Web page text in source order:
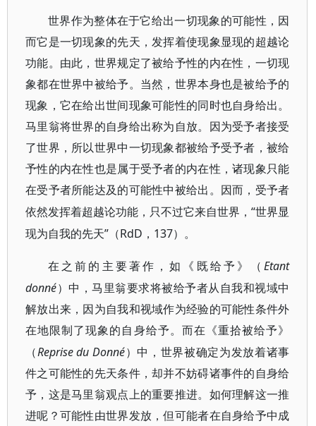
世界作为整体在于它给出一切现象的可能性，因
而它是一切现象的先天，发挥着使现象显现的超越论
功能。由此，世界规定了被给予性的内在性，一切现
象都在世界中被给予。当然，世界本身也是被给予的
现象，它在给出世间现象可能性的同时也自身给出。
马里翁将世界的自身给出称为自放。因为受予者接受
了世界，所以世界中一切现象都被给予受予者，被给
予性的内在性也是属于受予者的内在性，诸现象只能
在受予者所能达及的可能性中被给出。因而，受予者
依然发挥着超越论功能，只不过它来自世界，“世界显
现为自我的先天”（RdD，137）。
在之前的主要著作，如《既给予》（ Etant
donné）中，马里翁要求将被给予者从自我和视域中
解放出来，因为自我和视域作为经验的可能性条件外
在地限制了现象的自身给予。而在《重拾被给予》
（Reprisedu Donné）中，世界被确定为发放着诸事
件之可能性的先天条件，却并不妨碍诸事件的自身给
予，这是马里翁观点上的重要推进。如何理解这一推
进呢？可能性由世界发放，但可能者在自身给予中成